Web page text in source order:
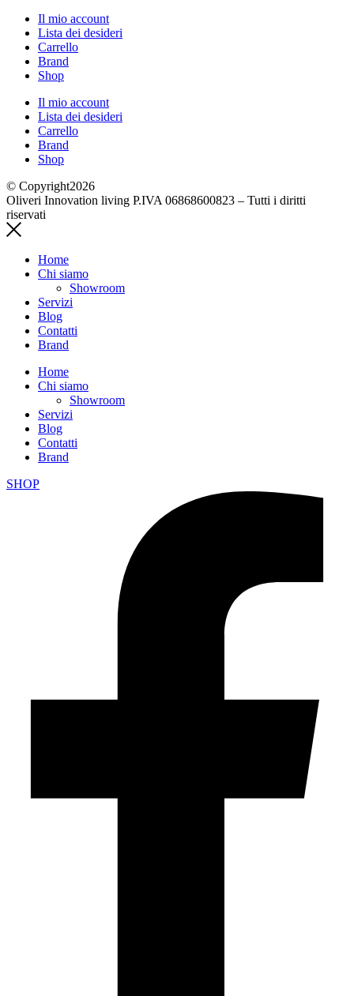
Il mio account
Lista dei desideri
Carrello
Brand
Shop
Il mio account
Lista dei desideri
Carrello
Brand
Shop
© Copyright2026
Oliveri Innovation living P.IVA 06868600823 – Tutti i diritti
riservati
Home
Chi siamo
Showroom
Servizi
Blog
Contatti
Brand
Home
Chi siamo
Showroom
Servizi
Blog
Contatti
Brand
SHOP